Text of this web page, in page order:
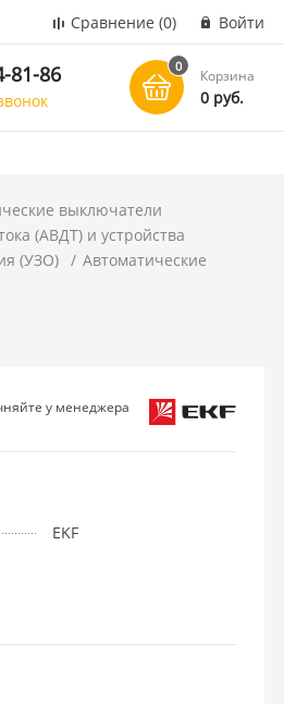
Сравнение (0) Войти
81-86 0
Корзина
0 руб.
выключатели
(АВДТ) и устройства
(УЗО)
Автоматические
у менеджера
EKF